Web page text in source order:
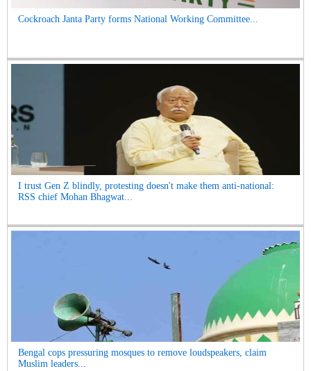
Cockroach Janta Party forms National Working Committee...
I trust Gen Z blindly, protesting doesn't make them anti-national:
RSS chief Mohan Bhagwat...
Bengal cops pressuring mosques to remove loudspeakers, claim
Muslim leaders...